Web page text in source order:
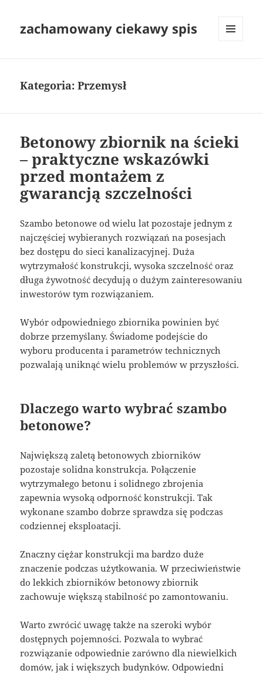
zachamowany ciekawy spis
Kategoria:Przemysł
Betonowy zbiornik na ścieki
– praktyczne wskazówki
przed montażem z
gwarancją szczelności
Szambo betonowe od wielu lat pozostaje jednym z
najczęściej wybieranych rozwiązań na posesjach
bez dostępu do sieci kanalizacyjnej. Duża
wytrzymałość konstrukcji, wysoka szczelność oraz
długa żywotność decydują o dużym zainteresowaniu
inwestorów tym rozwiązaniem.
Wybór odpowiedniego zbiornika powinien być
dobrze przemyślany. Świadome podejście do
wyboru producenta i parametrów technicznych
pozwalają uniknąć wielu problemów w przyszłości.
Dlaczego warto wybrać szambo
betonowe?
Największą zaletą betonowych zbiorników
pozostaje solidna konstrukcja. Połączenie
wytrzymałego betonu i solidnego zbrojenia
zapewnia wysoką odporność konstrukcji. Tak
wykonane szambo dobrze sprawdza się podczas
codziennej eksploatacji.
Znaczny ciężar konstrukcji ma bardzo duże
znaczenie podczas użytkowania. W przeciwieństwie
do lekkich zbiorników betonowy zbiornik
zachowuje większą stabilność po zamontowaniu.
Warto zwrócić uwagę także na szeroki wybór
dostępnych pojemności. Pozwala to wybrać
rozwiązanie odpowiednie zarówno dla niewielkich
domów, jak i większych budynków. Odpowiedni